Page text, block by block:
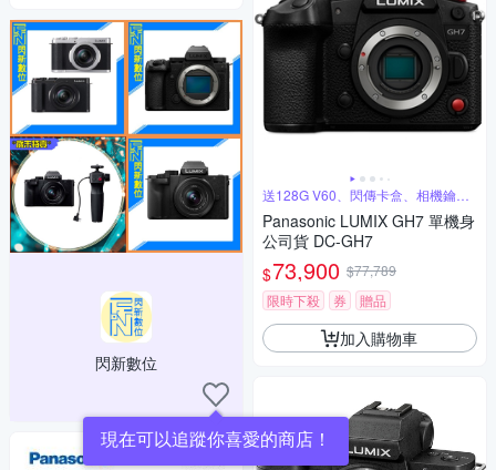
閃新數位
現在可以追蹤你喜愛的商店！
送128G V60、閃傳卡盒、相機鑰匙
圈
Panasonic LUMIX GH7 單機身
公司貨 DC-GH7
$73,900 $77,789
限時下殺
券 贈品
加入購物車